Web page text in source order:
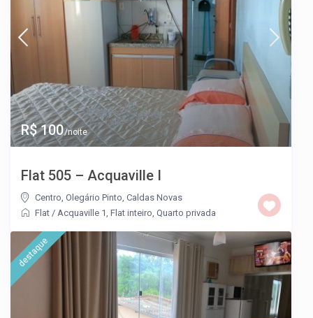
R$ 100/noite
Flat 505 – Acquaville I
Centro ,Olegário Pinto ,Caldas Novas
Flat / Acquaville 1 ,Flat inteiro ,Quarto privada
destaque